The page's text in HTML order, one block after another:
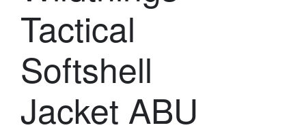
Tactical
Softshell
Jacket ABU